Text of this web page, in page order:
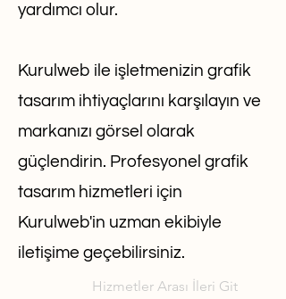
yardımcı olur.
Kurulweb ile işletmenizin grafik
tasarım ihtiyaçlarını karşılayın ve
markanızı görsel olarak
güçlendirin. Profesyonel grafik
tasarım hizmetleri için
Kurulweb'in uzman ekibiyle
iletişime geçebilirsiniz.
Hizmetler Arası İleri Git